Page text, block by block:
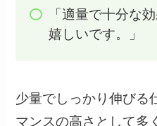
「適量で十分な
嬉しいです。」
少量でしっかり伸びる
マンスの高さとして多